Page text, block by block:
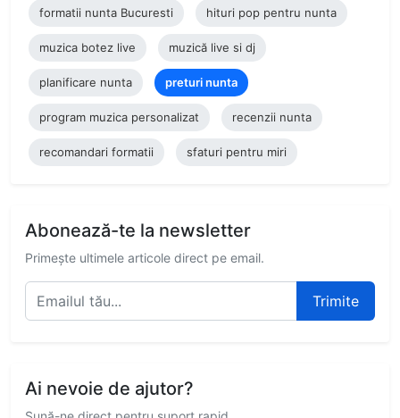
formatii nunta Bucuresti hituri pop pentru nunta
muzica botez live muzică live si dj
planificare nunta preturi nunta
program muzica personalizat recenzii nunta
recomandari formatii sfaturi pentru miri
Abonează-te la newsletter
Primește ultimele articole direct pe email.
Trimite
Ai nevoie de ajutor?